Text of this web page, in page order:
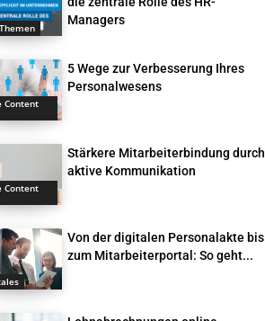
Managers
Content
5 Wege zur Verbesserung Ihres
Personalwesens
Content
Stärkere Mitarbeiterbindung durch
aktive Kommunikation
Von der digitalen Personalakte bis
zum Mitarbeiterportal: So geht...